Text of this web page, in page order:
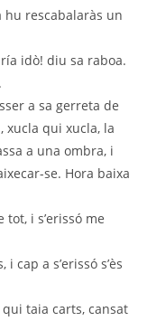
hu rescabalaràs un
idò! diu sa raboa.
a sa gerreta de
xucla qui xucla, la
a una ombra, i
se. Hora baixa
tot, i s’erissó me
cap a s’erissó s’ès
taia carts, cansat